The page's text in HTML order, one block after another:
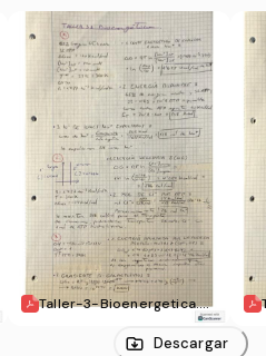
Taller-3-Bioenergetica.p
Descargar